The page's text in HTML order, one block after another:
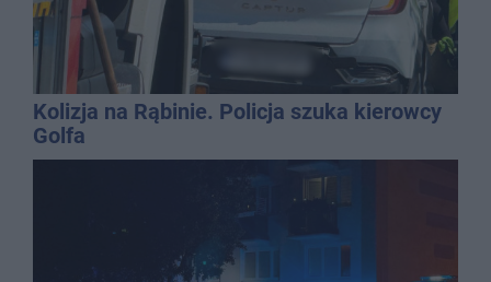
Kolizja na Rąbinie. Policja szuka kierowcy
Golfa